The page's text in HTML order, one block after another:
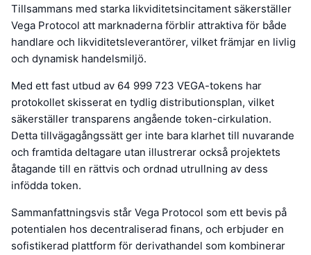
Tillsammans med starka likviditetsincitament säkerställer
Vega Protocol att marknaderna förblir attraktiva för både
handlare och likviditetsleverantörer, vilket främjar en livlig
och dynamisk handelsmiljö.
Med ett fast utbud av 64 999 723 VEGA-tokens har
protokollet skisserat en tydlig distributionsplan, vilket
säkerställer transparens angående token-cirkulation.
Detta tillvägagångssätt ger inte bara klarhet till nuvarande
och framtida deltagare utan illustrerar också projektets
åtagande till en rättvis och ordnad utrullning av dess
infödda token.
Sammanfattningsvis står Vega Protocol som ett bevis på
potentialen hos decentraliserad finans, och erbjuder en
sofistikerad plattform för derivathandel som kombinerar